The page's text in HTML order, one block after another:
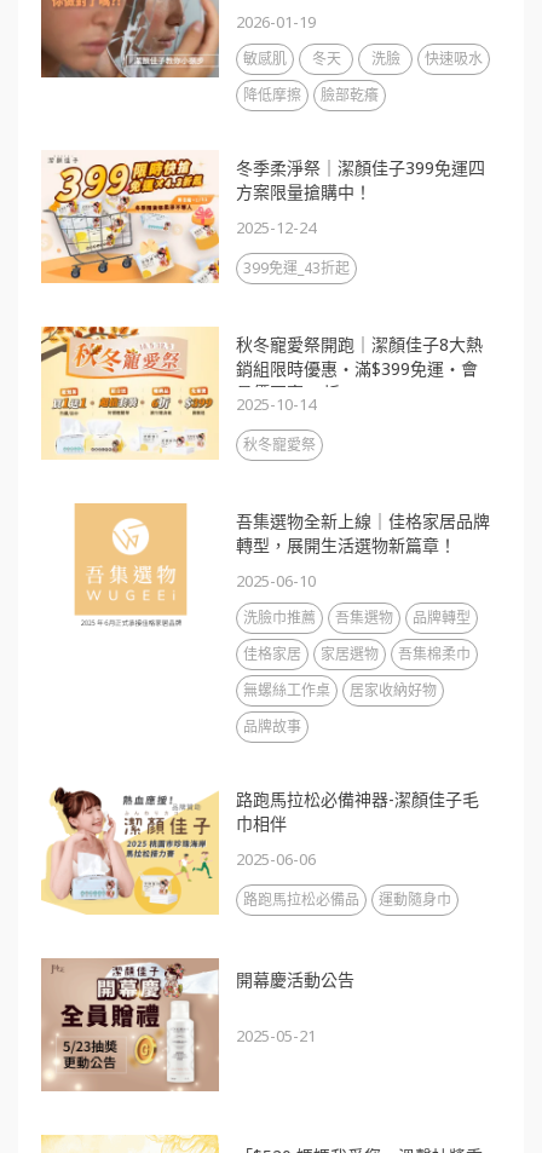
2026-01-19
敏感肌 冬天 洗臉
快速吸水
降低摩擦
臉部乾癢
冬季柔淨祭｜潔顏佳子399免運四
方案限量搶購中！
2025-12-24
399免運_43折起
秋冬寵愛祭開跑｜潔顏佳子8大熱
銷組限時優惠・滿$399免運・會
員價再享88折
2025-10-14
秋冬寵愛祭
吾集選物全新上線｜佳格家居品牌
轉型，展開生活選物新篇章！
2025-06-10
洗臉巾推薦 吾集選物
品牌轉型
佳格家居
家居選物
吾集棉柔巾
無螺絲工作桌
居家收納好物
品牌故事
路跑馬拉松必備神器-潔顏佳子毛
巾相伴
2025-06-06
路跑馬拉松必備品 運動隨身巾
開幕慶活動公告
2025-05-21